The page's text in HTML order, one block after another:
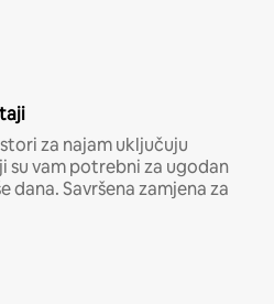
za najam uključuju
su vam potrebni za ugodan
dana. Savršena zamjena za